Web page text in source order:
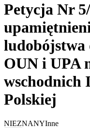
Petycja Nr
ludobójstwa
OUN i UPA
wschodnich
Polskiej
NIEZNANYInne